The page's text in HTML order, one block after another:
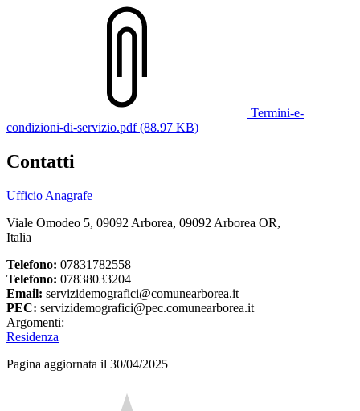
Termini-e-
condizioni-di-servizio.pdf (88.97 KB)
Contatti
Ufficio Anagrafe
Viale Omodeo 5, 09092 Arborea, 09092 Arborea OR,
Italia
Telefono: 07831782558
Telefono: 07838033204
Email: servizidemografici@comunearborea.it
PEC: servizidemografici@pec.comunearborea.it
Argomenti:
Residenza
Pagina aggiornata il 30/04/2025